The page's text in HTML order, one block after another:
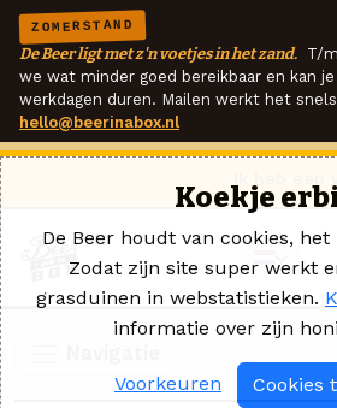
ZOMERSTAND
De Beer ligt met z'n voetjes in het zand. T/
we wat minder goed bereikbaar en kan
werkdagen duren. Mailen werkt het
hello@beerinabox.nl
Koekje
De Beer houdt van cookies,
Zodat zijn site super werkt
grasduinen in webstatistieken.
informatie over zijn
Voorkeuren Cookies